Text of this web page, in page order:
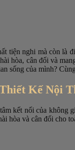
tiện nghi mà còn
hòa, cân đối và
sống của mình? Cùng
Kế Nội
kết nối của
hòa và cân đối cho